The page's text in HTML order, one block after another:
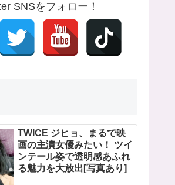
SNSをフォロー！
TWICE ジヒョ、まるで映
画の主演女優みたい！ ツイ
ンテール姿で透明感あふれ
る魅力を大放出[写真あり]